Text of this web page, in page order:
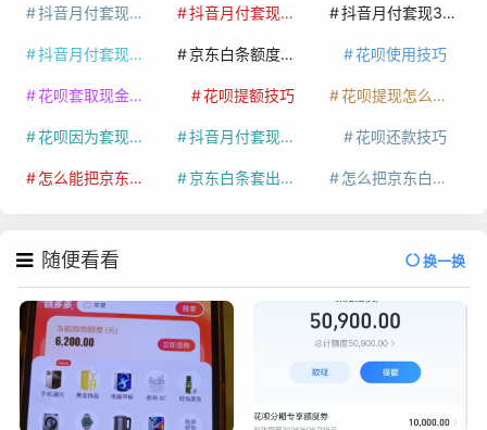
抖音月付套现多少手续费 抖音月付套现商家有哪些 抖音月付套现30秒技巧
抖音月付套现最新方法 京东白条额度提升 花呗使用技巧
花呗套取现金最佳方法 花呗提额技巧 花呗提现怎么操作
花呗因为套现被限额了这种情况要多久才会好 抖音月付套现秒回100起 花呗还款技巧
怎么能把京东白条额度钱套出来 京东白条套出来手续费多少 怎么把京东白条的钱取出来
随便看看 换一换